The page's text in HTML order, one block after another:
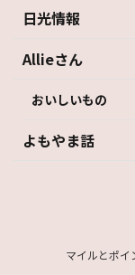
日光情報
Allieさん
おいしいもの
よもやま話
マイルとポイ